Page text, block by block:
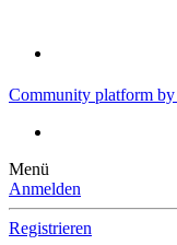
Community platform
Menü
Anmelden
Registrieren